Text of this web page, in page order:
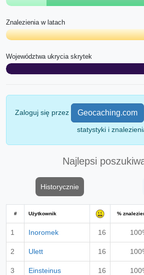
Znalezienia w latach
Województwa ukrycia skrytek
Zaloguj się przez Geocaching.com
statystyki i
Najlepsi
Historycznie
# Użytkownik %
1 Inoromek 16
2 Ulett 16
3 Einsteinus 16